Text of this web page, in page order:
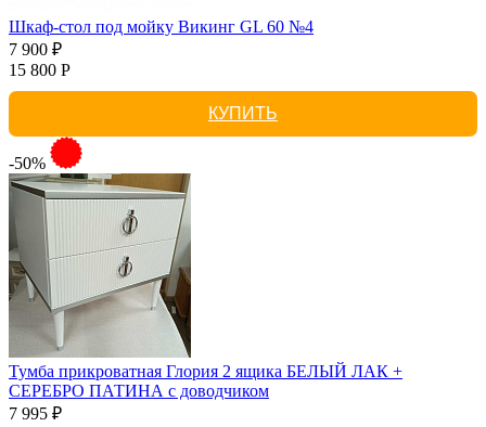
Шкаф-стол под мойку Викинг GL 60 №4
7 900 ₽
15 800 Р
КУПИТЬ
-50%
Тумба прикроватная Глория 2 ящика БЕЛЫЙ ЛАК +
СЕРЕБРО ПАТИНА с доводчиком
7 995 ₽